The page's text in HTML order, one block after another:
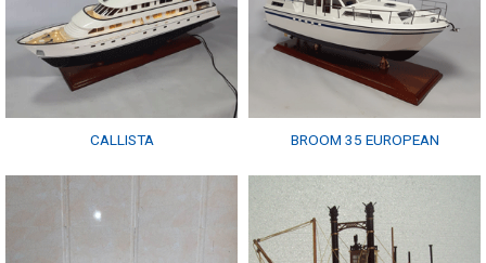
CALLISTA BROOM 35 EUROPEAN